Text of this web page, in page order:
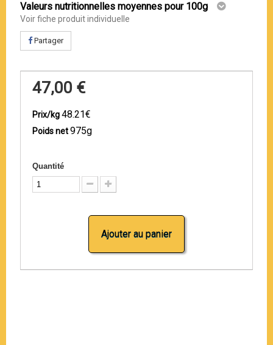
Valeurs nutritionnelles moyennes pour 100g
Voir fiche produit individuelle
Partager
47,00 €
Prix/kg48.21€
Poids net975g
Quantité
Ajouter au panier